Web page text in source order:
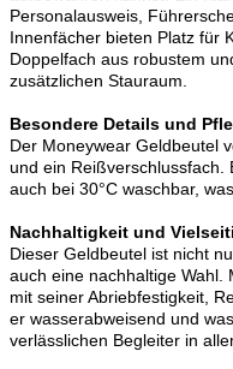
Personalausweis,
Innenfächer bieten Platz für
Doppelfach aus robustem
zusätzlichen Stauraum.
Besondere Details und
Der Moneywear Geldbeutel
und ein Reißverschlussfach.
auch bei 30°C waschbar,
Nachhaltigkeit und
Dieser Geldbeutel ist nicht
auch eine nachhaltige Wahl.
mit seiner Abriebfestigkeit,
er wasserabweisend und
verlässlichen Begleiter in